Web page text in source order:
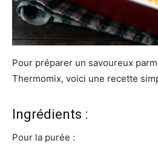
Pour préparer un savoureux
Thermomix, voici une recette
Ingrédients :
Pour la purée :